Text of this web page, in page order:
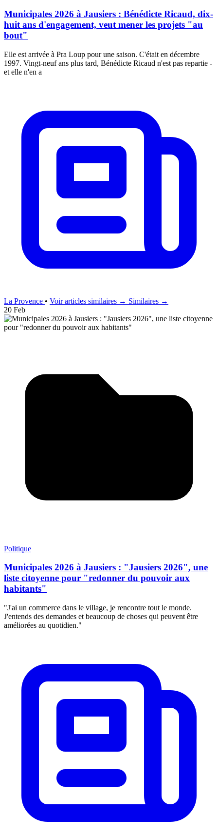
Municipales 2026 à Jausiers : Bénédicte Ricaud, dix-
huit ans d'engagement, veut mener les projets "au
bout"
Elle est arrivée à Pra Loup pour une saison. C'était en décembre
1997. Vingt-neuf ans plus tard, Bénédicte Ricaud n'est pas repartie -
et elle n'en a
La Provence • Voir articles similaires → Similaires →
20 Feb
Politique
Municipales 2026 à Jausiers : "Jausiers 2026", une
liste citoyenne pour "redonner du pouvoir aux
habitants"
"J'ai un commerce dans le village, je rencontre tout le monde.
J'entends des demandes et beaucoup de choses qui peuvent être
améliorées au quotidien."